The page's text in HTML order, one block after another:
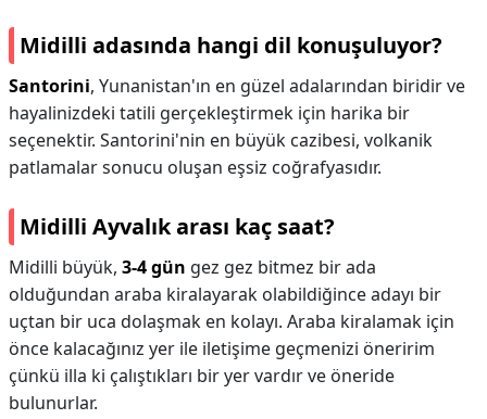
Midilli adasında hangi dil konuşuluyor?
Santorini, Yunanistan'ın en güzel adalarından biridir ve
hayalinizdeki tatili gerçekleştirmek için harika bir
seçenektir. Santorini'nin en büyük cazibesi, volkanik
patlamalar sonucu oluşan eşsiz coğrafyasıdır.
Midilli Ayvalık arası kaç saat?
Midilli büyük, 3-4 gün gez gez bitmez bir ada
olduğundan araba kiralayarak olabildiğince adayı bir
uçtan bir uca dolaşmak en kolayı. Araba kiralamak için
önce kalacağınız yer ile iletişime geçmenizi öneririm
çünkü illa ki çalıştıkları bir yer vardır ve öneride
bulunurlar.